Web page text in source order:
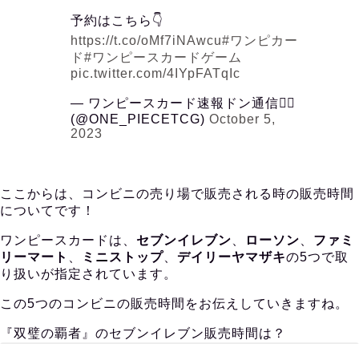
予約はこちら👇
https://t.co/oMf7iNAwcu#ワンピカー
ド#ワンピースカードゲーム
pic.twitter.com/4IYpFATqIc
— ワンピースカード速報ドン通信🏴‍☠️
(@ONE_PIECETCG) October 5,
2023
ここからは、コンビニの売り場で販売される時の販売時間
についてです！
ワンピースカードは、 セブンイレブン ローソン
ファミ
リーマート
ミニストップ デイリーヤマザキの5つで取
り扱いが指定されています。
この5つのコンビニの販売時間をお伝えしていきますね。
『双璧の覇者』のセブンイレブン販売時間は？